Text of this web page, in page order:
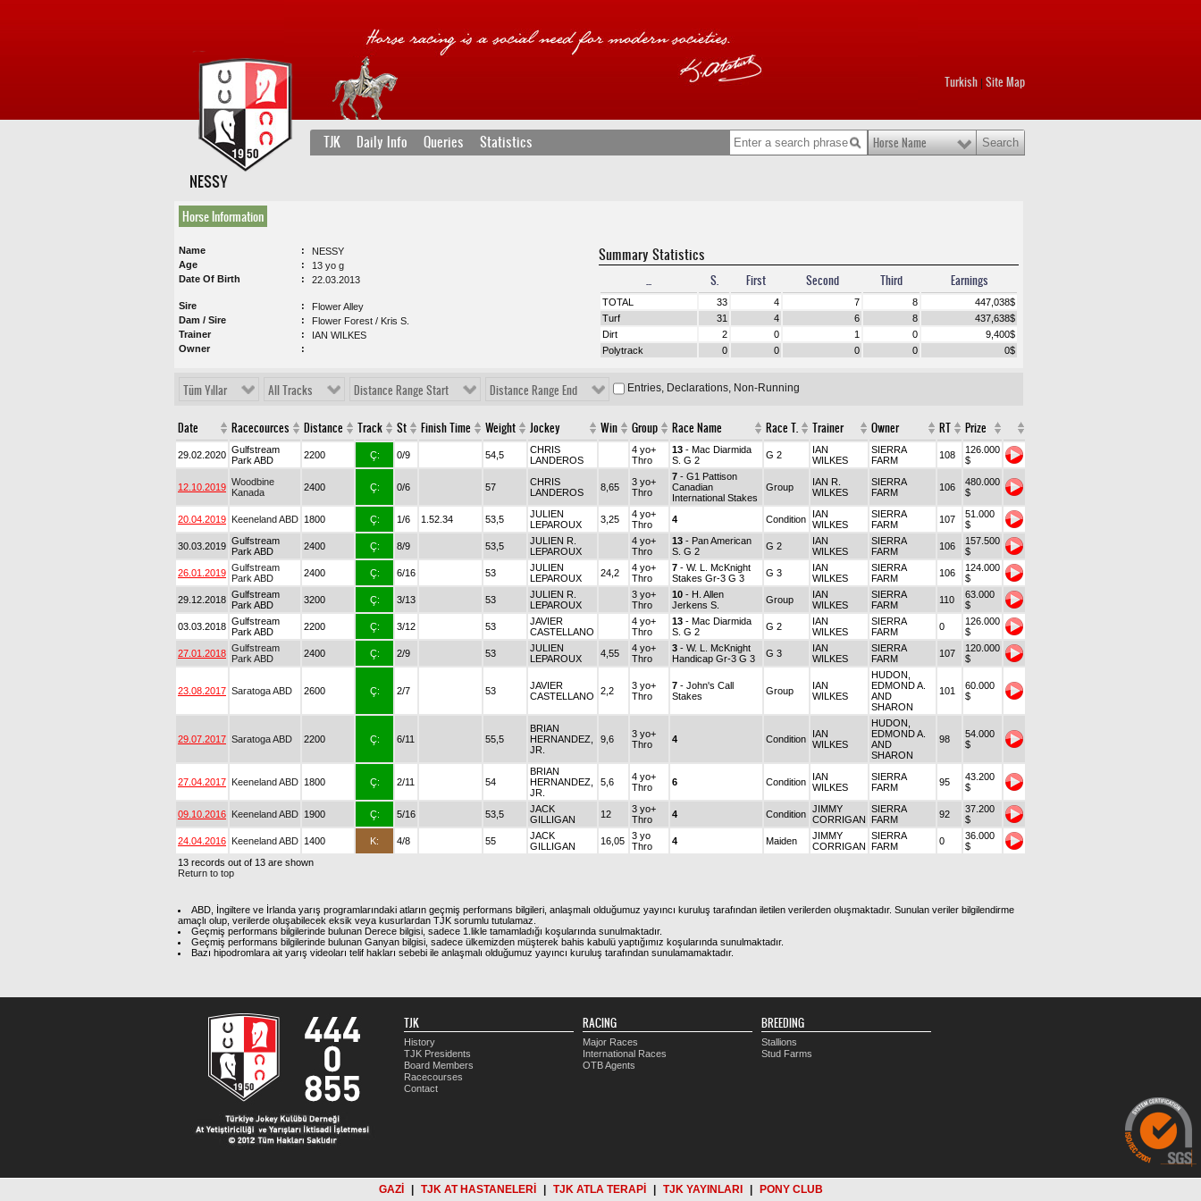
Turkish Site Map
TJK Daily Info Queries Statistics Horse Name
NESSY
Horse Information
Name
NESSY
Age
13 yo g
Date Of Birth
22.03.2013
Sire
Flower Alley
Dam / Sire
Flower Forest / Kris S.
Trainer
IAN WILKES
Owner
Summary Statistics
... S. First Second Third Earnings
TOTAL 33 4 7 8 447,038$
Turf
31 4 6 8 437,638$
Dirt
2 0 1 0 9,400$
Polytrack
0 0 0 0 0$
Tüm Yıllar All Tracks Distance Range Start Distance Range End Entries, Declarations, Non-Running
Date Racecources Distance Track St Finish Time Weight Jockey Win Group Race Name Race T. Trainer Owner RT Prize
29.02.2020 Gulfstream
Park ABD
2200 Ç: 0/9 54,5
CHRIS
LANDEROS
4 yo+
Thro
13 - Mac Diarmida
S. G 2
G 2
IAN
WILKES
SIERRA
FARM
108
126.000
$
12.10.2019 Woodbine
Kanada
2400 Ç: 0/6 57
CHRIS
LANDEROS
8,65
3 yo+
Thro
7 - G1 Pattison
Canadian
International Stakes
Group
IAN R.
WILKES
SIERRA
FARM
106
480.000
$
20.04.2019 Keeneland ABD 1800 Ç: 1/6 1.52.34 53,5
JULIEN
LEPAROUX
3,25
4 yo+
Thro
4 Condition
IAN
WILKES
SIERRA
FARM
107
51.000
$
30.03.2019 Gulfstream
Park ABD
2400 Ç: 8/9 53,5
JULIEN R.
LEPAROUX
4 yo+
Thro
13 - Pan American
S. G 2
G 2
IAN
WILKES
SIERRA
FARM
106
157.500
$
26.01.2019 Gulfstream
Park ABD
2400 Ç: 6/16 53
JULIEN
LEPAROUX
24,2
4 yo+
Thro
7 - W. L. McKnight
Stakes Gr-3 G 3
G 3
IAN
WILKES
SIERRA
FARM
106
124.000
$
29.12.2018 Gulfstream
Park ABD
3200 Ç: 3/13 53
JULIEN R.
LEPAROUX
3 yo+
Thro
10 - H. Allen
Jerkens S.
Group
IAN
WILKES
SIERRA
FARM
110
63.000
$
03.03.2018 Gulfstream
Park ABD
2200 Ç: 3/12 53
JAVIER
CASTELLANO
4 yo+
Thro
13 - Mac Diarmida
S. G 2
G 2
IAN
WILKES
SIERRA
FARM
0
126.000
$
27.01.2018 Gulfstream
Park ABD
2400 Ç: 2/9 53
JULIEN
LEPAROUX
4,55
4 yo+
Thro
3 - W. L. McKnight
Handicap Gr-3 G 3
G 3
IAN
WILKES
SIERRA
FARM
107
120.000
$
23.08.2017 Saratoga ABD 2600 Ç: 2/7 53
JAVIER
CASTELLANO
2,2
3 yo+
Thro
7 - John's Call
Stakes
Group
IAN
WILKES
HUDON,
EDMOND A.
AND
SHARON
101
60.000
$
29.07.2017 Saratoga ABD 2200 Ç: 6/11 55,5
BRIAN
HERNANDEZ,
JR.
9,6
3 yo+
Thro
4 Condition
IAN
WILKES
HUDON,
EDMOND A.
AND
SHARON
98
54.000
$
27.04.2017 Keeneland ABD 1800 Ç: 2/11 54
BRIAN
HERNANDEZ,
JR.
5,6
4 yo+
Thro
6 Condition
IAN
WILKES
SIERRA
FARM
95
43.200
$
09.10.2016 Keeneland ABD 1900 Ç: 5/16 53,5
JACK
GILLIGAN
12
3 yo+
Thro
4 Condition JIMMY
CORRIGAN
SIERRA
FARM
92
37.200
$
24.04.2016 Keeneland ABD 1400 K: 4/8 55
JACK
GILLIGAN
16,05
3 yo
Thro
4 Maiden
JIMMY
CORRIGAN
SIERRA
FARM
0
36.000
$
13 records out of 13 are shown
Return to top
ABD, İngiltere ve İrlanda yarış programlarındaki atların geçmiş performans bilgileri, anlaşmalı olduğumuz yayıncı kuruluş tarafından iletilen verilerden oluşmaktadır. Sunulan veriler bilgilendirme
amaçlı olup, verilerde oluşabilecek eksik veya kusurlardan TJK sorumlu tutulamaz.
Geçmiş performans bilgilerinde bulunan Derece bilgisi, sadece 1.likle tamamladığı koşularında sunulmaktadır.
Geçmiş performans bilgilerinde bulunan Ganyan bilgisi, sadece ülkemizden müşterek bahis kabulü yaptığımız koşularında sunulmaktadır.
Bazı hipodromlara ait yarış videoları telif hakları sebebi ile anlaşmalı olduğumuz yayıncı kuruluş tarafından sunulamamaktadır.
TJK
History
TJK Presidents
Board Members
Racecourses
Contact
RACING
Major Races
International Races
OTB Agents
BREEDING
Stallions
Stud Farms
GAZİ TJK AT HASTANELERİ TJK ATLA TERAPİ TJK YAYINLARI PONY CLUB